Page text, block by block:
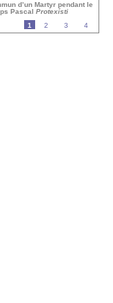
d’un Martyr pendant le
Pascal Protexísti
1
2 3 4